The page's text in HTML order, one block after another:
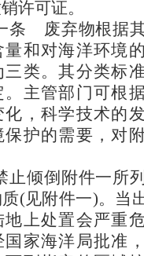
许可证。
条 废弃物根据
量和对海洋环境
三类。其分类标
。主管部门可根
化，科学技术的
保护的需要，对
止倾倒附件一所
(见附件一)。当
地上处置会严重
国家海洋局批准